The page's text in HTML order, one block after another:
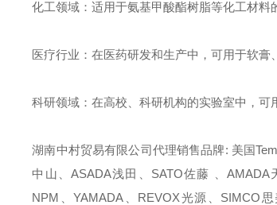
化工领域：适用于氨基甲酸酯树脂等化工材料
医疗行业：在医药研发和生产中，可用于软膏
科研领域：在高校、科研机构的实验室中，可
湖南中村贸易有限公司代理销售品牌: 美国
中山、ASADA浅田、SATO佐藤 、AMADA
NPM、YAMADA、REVOX光源、SIMCO